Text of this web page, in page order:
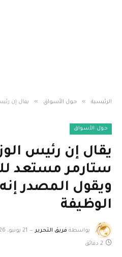
الرئيسية » حول الأسواق » يقال إن رئيس الوزراء
حول الأسواق
يقال إن رئيس
ستارمر مستعد
ويقول المصدر
الوظيفة
بواسطة فريق التحرير 21 يونيو، 2026
2 دقائق